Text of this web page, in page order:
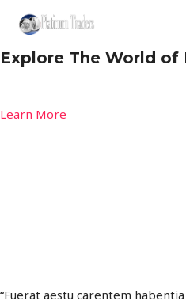
Explore The World of
Learn More
“Fuerat aestu carentem